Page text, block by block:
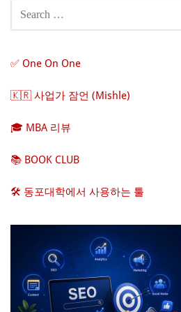
FOR:
✅ One On One
🇰🇷 사업가 잠언 (Mishle)
🎓 MBA 리뷰
📚 BOOK CLUB
🛠️ 동포대학에서 사용하는 툴